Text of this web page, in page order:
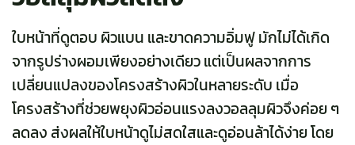
ใบหน้าที่ดูตอบ ผิวแบน และขาดความอิ่มฟู มักไม่ได้เกิด
จากรูปร่างผอมเพียงอย่างเดียว แต่เป็นผลจากการ
เปลี่ยนแปลงของโครงสร้างผิวในหลายระดับ เมื่อ
โครงสร้างที่ช่วยพยุงผิวอ่อนแรงลงวอลลุมผิวจึงค่อย ๆ
ลดลง ส่งผลให้ใบหน้าดูไม่สดใสและดูอ่อนล้าได้ง่าย โดย